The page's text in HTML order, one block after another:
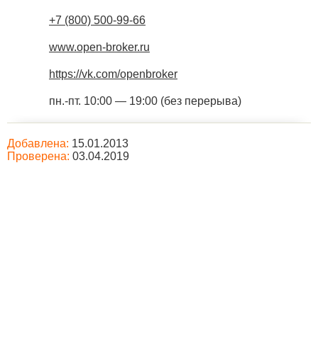
+7 (800) 500-99-66
www.open-broker.ru
https://vk.com/openbroker
пн.-пт. 10:00 — 19:00 (без перерыва)
Добавлена: 15.01.2013
Проверена: 03.04.2019